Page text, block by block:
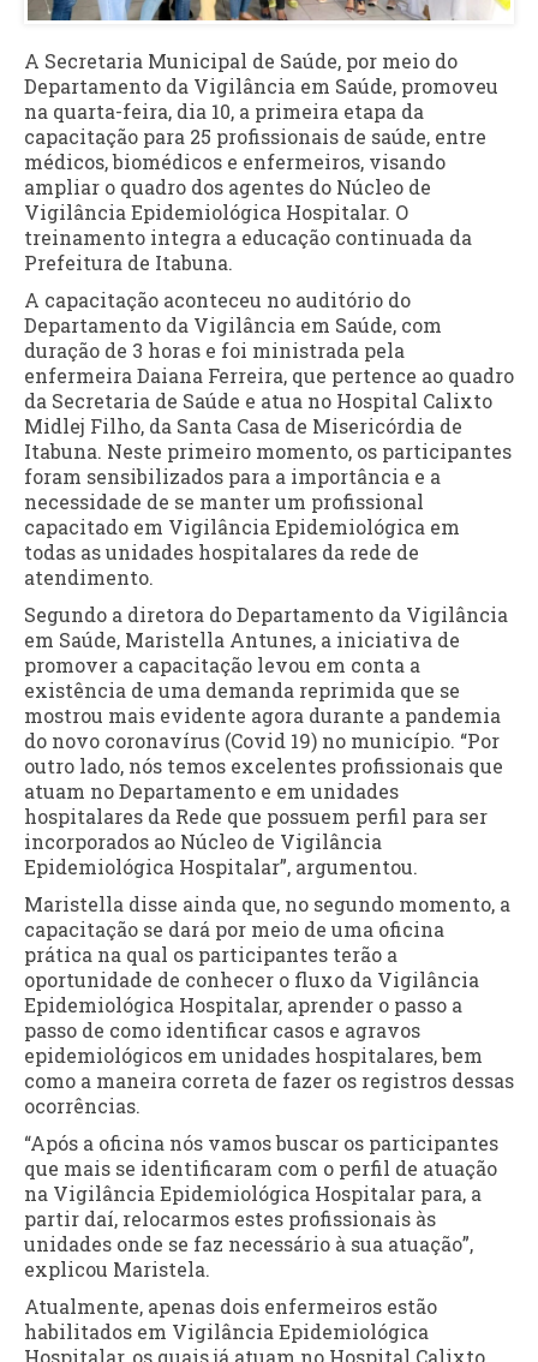
A Secretaria Municipal de Saúde, por meio do
Departamento da Vigilância em Saúde, promoveu
na quarta-feira, dia 10, a primeira etapa da
capacitação para 25 profissionais de saúde, entre
médicos, biomédicos e enfermeiros, visando
ampliar o quadro dos agentes do Núcleo de
Vigilância Epidemiológica Hospitalar. O
treinamento integra a educação continuada da
Prefeitura de Itabuna.
A capacitação aconteceu no auditório do
Departamento da Vigilância em Saúde, com
duração de 3 horas e foi ministrada pela
enfermeira Daiana Ferreira, que pertence ao quadro
da Secretaria de Saúde e atua no Hospital Calixto
Midlej Filho, da Santa Casa de Misericórdia de
Itabuna. Neste primeiro momento, os participantes
foram sensibilizados para a importância e a
necessidade de se manter um profissional
capacitado em Vigilância Epidemiológica em
todas as unidades hospitalares da rede de
atendimento.
Segundo a diretora do Departamento da Vigilância
em Saúde, Maristella Antunes, a iniciativa de
promover a capacitação levou em conta a
existência de uma demanda reprimida que se
mostrou mais evidente agora durante a pandemia
do novo coronavírus (Covid 19) no município. “Por
outro lado, nós temos excelentes profissionais que
atuam no Departamento e em unidades
hospitalares da Rede que possuem perfil para ser
incorporados ao Núcleo de Vigilância
Epidemiológica Hospitalar”, argumentou.
Maristella disse ainda que, no segundo momento, a
capacitação se dará por meio de uma oficina
prática na qual os participantes terão a
oportunidade de conhecer o fluxo da Vigilância
Epidemiológica Hospitalar, aprender o passo a
passo de como identificar casos e agravos
epidemiológicos em unidades hospitalares, bem
como a maneira correta de fazer os registros dessas
ocorrências.
“Após a oficina nós vamos buscar os participantes
que mais se identificaram com o perfil de atuação
na Vigilância Epidemiológica Hospitalar para, a
partir daí, relocarmos estes profissionais às
unidades onde se faz necessário à sua atuação”,
explicou Maristela.
Atualmente, apenas dois enfermeiros estão
habilitados em Vigilância Epidemiológica
Hospitalar, os quais já atuam no Hospital Calixto